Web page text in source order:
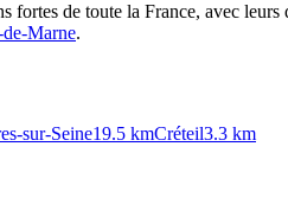
fortes de toute la France, avec
Marne.
sur-Seine19.5 kmCréteil3.3 km